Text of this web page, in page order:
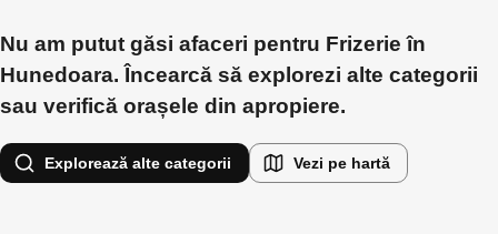
Nu am putut găsi afaceri pentru Frizerie în
Hunedoara. Încearcă să explorezi alte categorii
sau verifică orașele din apropiere.
Explorează alte categorii Vezi pe hartă